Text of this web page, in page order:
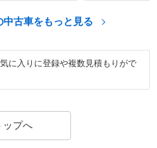
古車をもっと見る
に入りに登録や複数見積もりがで
ップへ